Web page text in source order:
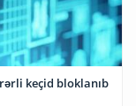
keçid bloklanıb